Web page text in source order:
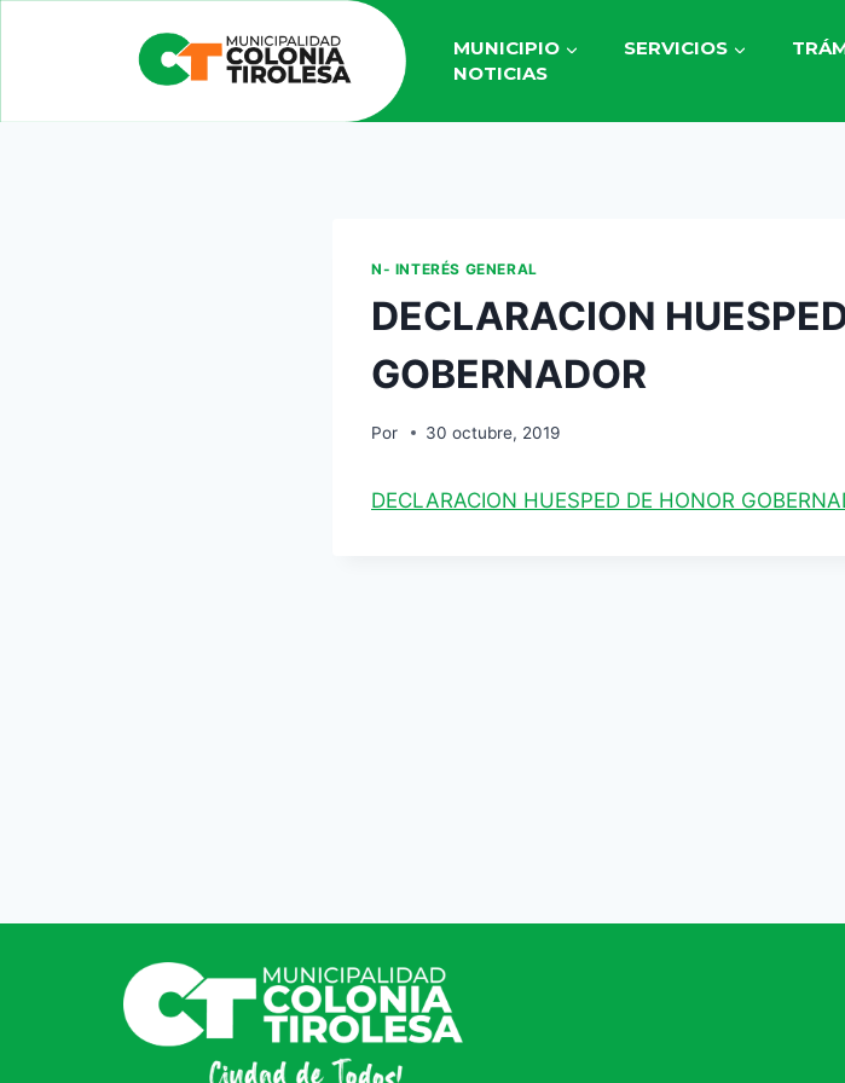
MUNICIPIO SERVICIOS
NOTICIAS
N- INTERÉS GENERAL
DECLARACION
GOBERNADOR
Por 30 octubre, 2019
DECLARACION HUESPED DE HONOR